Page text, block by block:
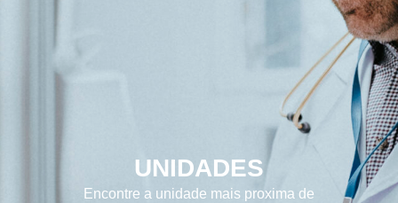
UNIDADES
Encontre a unidade mais proxima de